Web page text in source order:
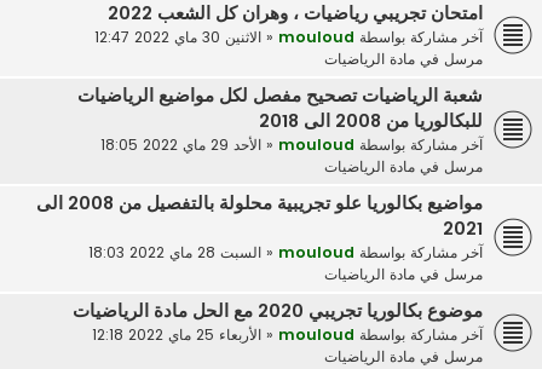
امتحان تجريبي رياضيات ، وهران كل الشعب 2022
آخر مشاركة بواسطة mouloud
« الاثنين 30 ماي 2022 12:47
مرسل في مادة الرياضيات
شعبة الرياضيات تصحيح مفصل لكل مواضيع الرياضيات
للبكالوريا من 2008 الى 2018
آخر مشاركة بواسطة mouloud
« الأحد 29 ماي 2022 18:05
مرسل في مادة الرياضيات
مواضيع بكالوريا علو تجريبية محلولة بالتفصيل من 2008 الى
2021
آخر مشاركة بواسطة mouloud
« السبت 28 ماي 2022 18:03
مرسل في مادة الرياضيات
موضوع بكالوريا تجريبي 2020 مع الحل مادة الرياضيات
آخر مشاركة بواسطة mouloud
« الأربعاء 25 ماي 2022 12:18
مرسل في مادة الرياضيات